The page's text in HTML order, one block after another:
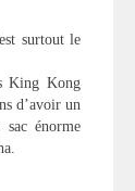
surtout le
King Kong
d’avoir un
énorme